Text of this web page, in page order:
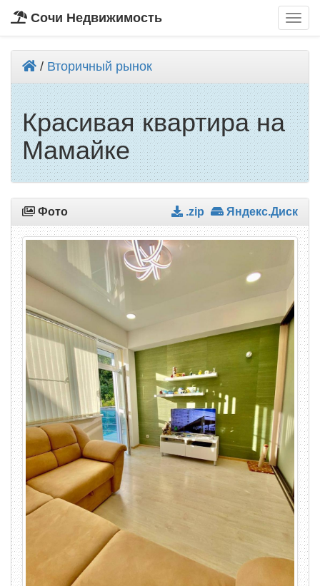
Сочи Недвижимость
/ Вторичный рынок
Красивая квартира на
Мамайке
Фото .zip Яндекс.Диск